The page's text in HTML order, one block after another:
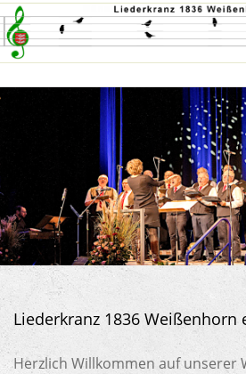
Liederkranz 1836 Weißenhorn
Herzlich Willkommen auf unserer